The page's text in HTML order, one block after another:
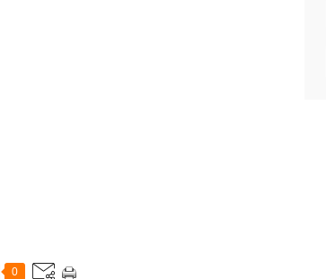
0